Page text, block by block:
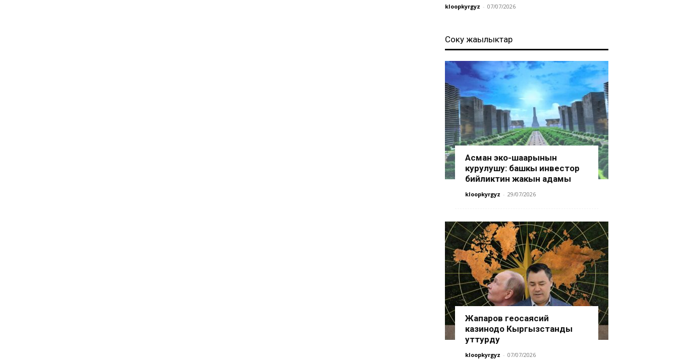
kloopkyrgyz - 07/07/2026
Соңку жаңылыктар
Асман эко-шаарынын
курулушу: башкы инвестор
бийликтин жакын адамы
kloopkyrgyz - 29/07/2026
Жапаров геосаясий
казинодо Кыргызстанды
уттурду
kloopkyrgyz - 07/07/2026